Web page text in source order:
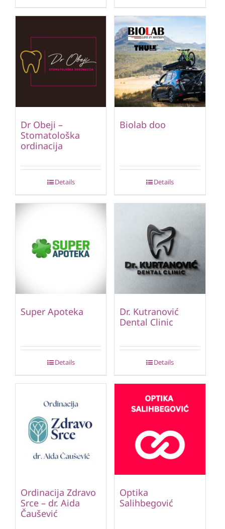
Dr Obeji –
Stomatološka
ordinacija
Details
Biolab doo
Details
Super Apoteka
Details
Dr. Kutranović
Dental Clinic
Details
Ordinacija Zdravo
Srce – dr. Aida
Čaušević
Optika
Salihbegović